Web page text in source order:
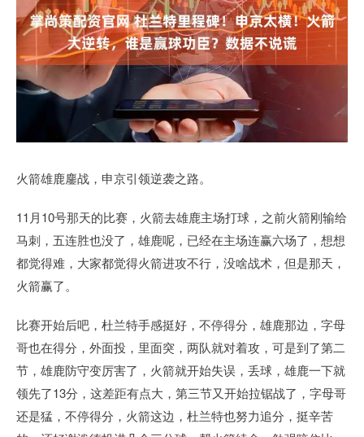
火箭雄鹿鏖战，申京引领逆袭之路。
11月10号那天的比赛，火箭去雄鹿主场打球，之前火箭刚输给
马刺，五连胜也没了，雄鹿呢，已经在主场连赢六场了，想想
都觉得难，大家都觉得火箭进攻不行，没啥战术，但是那天，
火箭赢了。
比赛开始后吧，杜兰特手感挺好，不停得分，雄鹿那边，字母
哥也在得分，外面投，里面突，两队就对着攻，可是到了第二
节，雄鹿防守变厉害了，火箭就开始失误，丢球，雄鹿一下就
领先了13分，这差距有点大，第三节又开始拉锯战了，字母哥
还是猛，不停得分，火箭这边，杜兰特也努力追分，挺辛苦